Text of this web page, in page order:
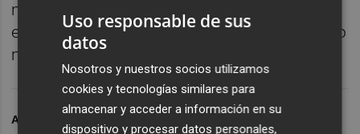
molestias físicas en la segunda parte del
encuentro frente al Málaga y se pierde, como
mínimo, el choque de este domingo.
ARCHIVADO EN CD CASTELLON
Uso responsable de sus
datos
Nosotros y nuestros socios utilizamos
cookies y tecnologías similares para
almacenar y acceder a información en su
dispositivo y procesar datos personales,